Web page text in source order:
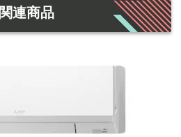
関連商品